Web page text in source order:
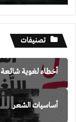
تصنيفات
أخطاء لغوية شائعة
أساسيات الشعر